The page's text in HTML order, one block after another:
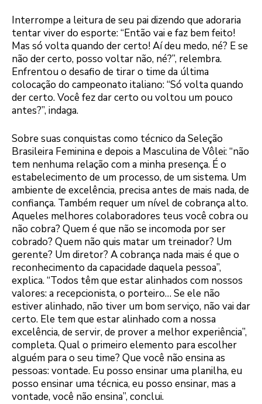
Interrompe a leitura de seu pai dizendo que adoraria
tentar viver do esporte: “Então vai e faz bem feito!
Mas só volta quando der certo! Aí deu medo, né? E se
não der certo, posso voltar não, né?”, relembra.
Enfrentou o desafio de tirar o time da última
colocação do campeonato italiano: “Só volta quando
der certo. Você fez dar certo ou voltou um pouco
antes?”, indaga.
Sobre suas conquistas como técnico da Seleção
Brasileira Feminina e depois a Masculina de Vôlei: “não
tem nenhuma relação com a minha presença. É o
estabelecimento de um processo, de um sistema. Um
ambiente de excelência, precisa antes de mais nada, de
confiança. Também requer um nível de cobrança alto.
Aqueles melhores colaboradores teus você cobra ou
não cobra? Quem é que não se incomoda por ser
cobrado? Quem não quis matar um treinador? Um
gerente? Um diretor? A cobrança nada mais é que o
reconhecimento da capacidade daquela pessoa”,
explica. “Todos têm que estar alinhados com nossos
valores: a recepcionista, o porteiro… Se ele não
estiver alinhado, não tiver um bom serviço, não vai dar
certo. Ele tem que estar alinhado com a nossa
excelência, de servir, de prover a melhor experiência”,
completa. Qual o primeiro elemento para escolher
alguém para o seu time? Que você não ensina as
pessoas: vontade. Eu posso ensinar uma planilha, eu
posso ensinar uma técnica, eu posso ensinar, mas a
vontade, você não ensina”, conclui.